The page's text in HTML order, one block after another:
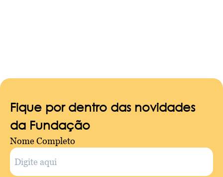
Fique por dentro das novidades
da Fundação
Nome Completo